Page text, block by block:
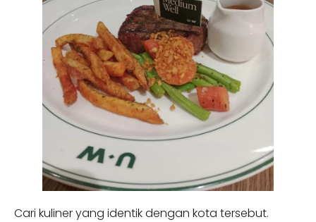
Cari kuliner yang identik dengan kota tersebut.